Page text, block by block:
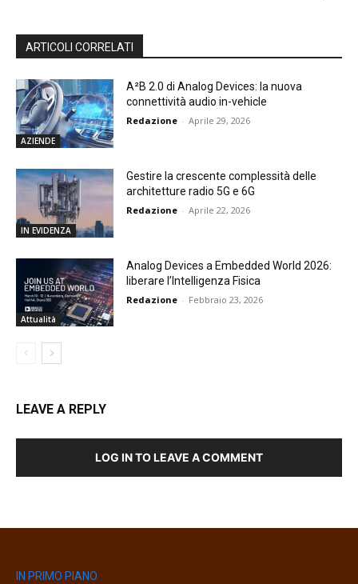
ARTICOLI CORRELATI
AZIENDE
A²B 2.0 di Analog Devices: la nuova
connettività audio in-vehicle
Redazione - Aprile 29, 2026
IN EVIDENZA
Gestire la crescente complessità delle
architetture radio 5G e 6G
Redazione - Aprile 22, 2026
Attualità
Analog Devices a Embedded World 2026:
liberare l’Intelligenza Fisica
Redazione - Febbraio 23, 2026
LEAVE A REPLY
LOG IN TO LEAVE A COMMENT
IN PRIMO PIANO